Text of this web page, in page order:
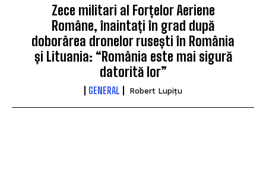
Zece militari al Forțelor Aeriene
Române, înaintați în grad după
doborârea dronelor rusești în România
și Lituania: “România este mai sigură
datorită lor”
GENERAL Robert Lupițu